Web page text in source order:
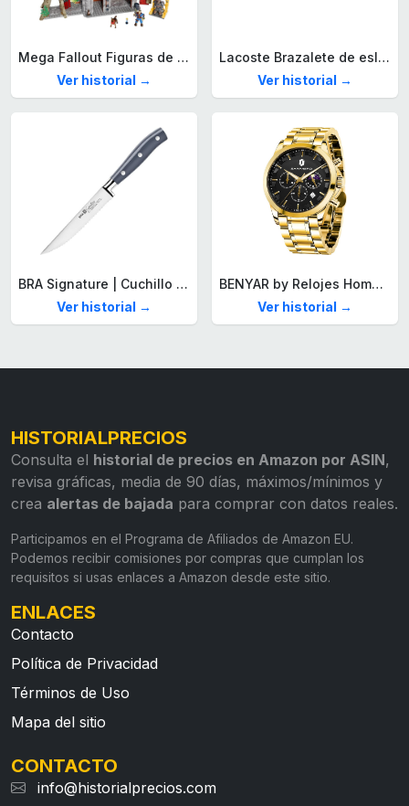
Mega Fallout Figuras de acción y Juguetes de construcción, Parada de Camiones Red Rocket con 824 Piezas, 2 Personajes articulados y Accesorios, para coleccionistas, HXT00
Ver historial →
Lacoste Brazalete de eslabón para Hombre Colección STENCIL de Acero inoxidable
Ver historial →
BRA Signature | Cuchillo tomatero 120 mm, Acero Inoxidable alemán forjado con Molibdeno Vanadio, Mango Remachado ABS, Diseño Ergonómico, Hoja 1,6 mm espesor
Ver historial →
BENYAR by Relojes Hombre Analógico Cuarzo Cronografo Impermeable Luminoso Fecha Moda Casual Reloj de Pulsera Elegante Regalo para Hombre
Ver historial →
HISTORIALPRECIOS
Consulta el historial de precios en Amazon por ASIN,
revisa gráficas, media de 90 días, máximos/mínimos y
crea alertas de bajada para comprar con datos reales.
Participamos en el Programa de Afiliados de Amazon EU.
Podemos recibir comisiones por compras que cumplan los
requisitos si usas enlaces a Amazon desde este sitio.
ENLACES
Contacto
Política de Privacidad
Términos de Uso
Mapa del sitio
CONTACTO
info@historialprecios.com